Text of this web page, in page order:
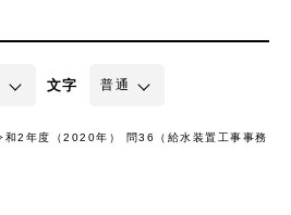
文字
和2年度（2020年） 問36（給水装置工事事務